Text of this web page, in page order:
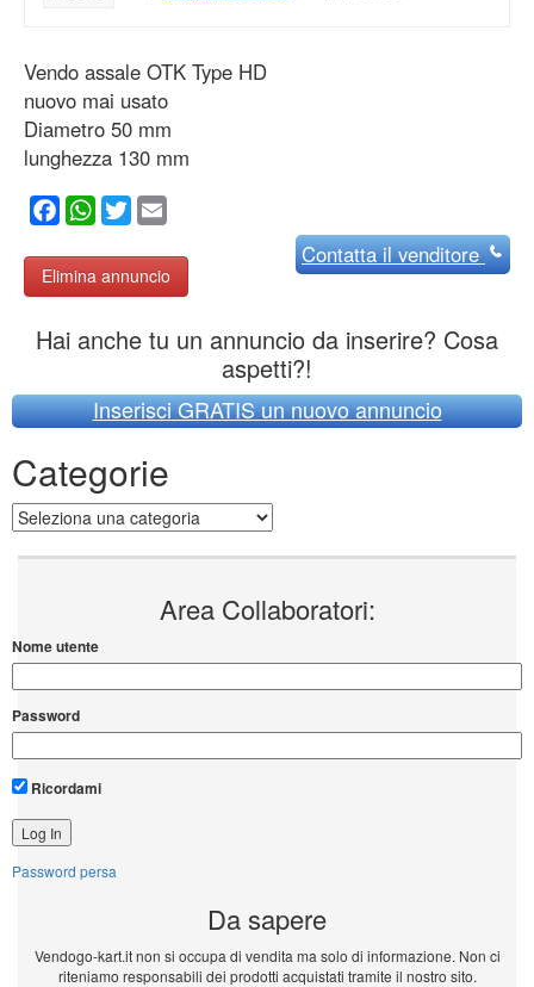
Vendo assale OTK Type HD
nuovo mai usato
Diametro 50 mm
lunghezza 130 mm
Facebook
WhatsApp
Twitter
Elimina annuncio
Contattail venditore
Hai anche tu un annuncio da inserire? Cosa
aspetti?!
Inserisci GRATIS un nuovo annuncio
Categorie
Categorie
Area Collaboratori:
Nome utente
Password
Ricordami
Password persa
Da sapere
Vendogo-kart.it non si occupa di vendita ma solo di informazione. Non ci
riteniamo responsabili dei prodotti acquistati tramite il nostro sito.